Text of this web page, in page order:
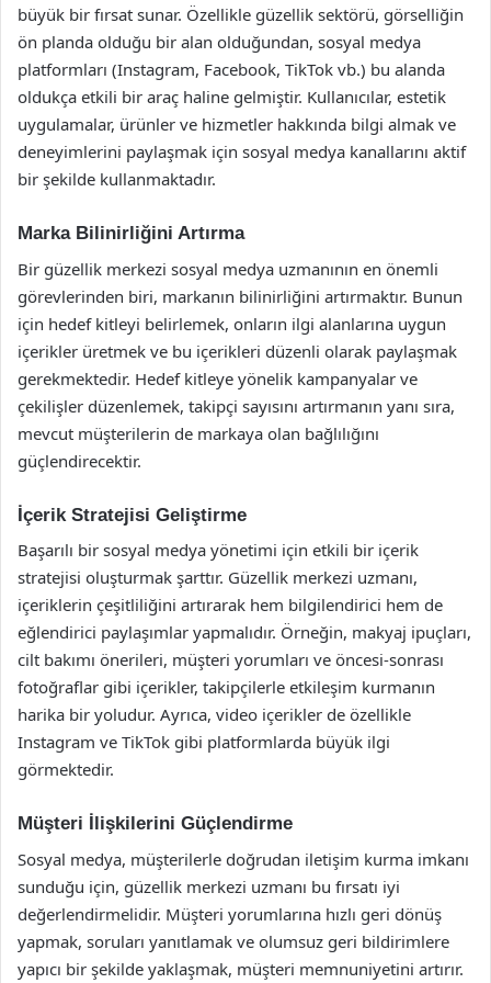
büyük bir fırsat sunar. Özellikle güzellik sektörü, görselliğin
ön planda olduğu bir alan olduğundan, sosyal medya
platformları (Instagram, Facebook, TikTok vb.) bu alanda
oldukça etkili bir araç haline gelmiştir. Kullanıcılar, estetik
uygulamalar, ürünler ve hizmetler hakkında bilgi almak ve
deneyimlerini paylaşmak için sosyal medya kanallarını aktif
bir şekilde kullanmaktadır.
Marka Bilinirliğini Artırma
Bir güzellik merkezi sosyal medya uzmanının en önemli
görevlerinden biri, markanın bilinirliğini artırmaktır. Bunun
için hedef kitleyi belirlemek, onların ilgi alanlarına uygun
içerikler üretmek ve bu içerikleri düzenli olarak paylaşmak
gerekmektedir. Hedef kitleye yönelik kampanyalar ve
çekilişler düzenlemek, takipçi sayısını artırmanın yanı sıra,
mevcut müşterilerin de markaya olan bağlılığını
güçlendirecektir.
İçerik Stratejisi Geliştirme
Başarılı bir sosyal medya yönetimi için etkili bir içerik
stratejisi oluşturmak şarttır. Güzellik merkezi uzmanı,
içeriklerin çeşitliliğini artırarak hem bilgilendirici hem de
eğlendirici paylaşımlar yapmalıdır. Örneğin, makyaj ipuçları,
cilt bakımı önerileri, müşteri yorumları ve öncesi-sonrası
fotoğraflar gibi içerikler, takipçilerle etkileşim kurmanın
harika bir yoludur. Ayrıca, video içerikler de özellikle
Instagram ve TikTok gibi platformlarda büyük ilgi
görmektedir.
Müşteri İlişkilerini Güçlendirme
Sosyal medya, müşterilerle doğrudan iletişim kurma imkanı
sunduğu için, güzellik merkezi uzmanı bu fırsatı iyi
değerlendirmelidir. Müşteri yorumlarına hızlı geri dönüş
yapmak, soruları yanıtlamak ve olumsuz geri bildirimlere
yapıcı bir şekilde yaklaşmak, müşteri memnuniyetini artırır.